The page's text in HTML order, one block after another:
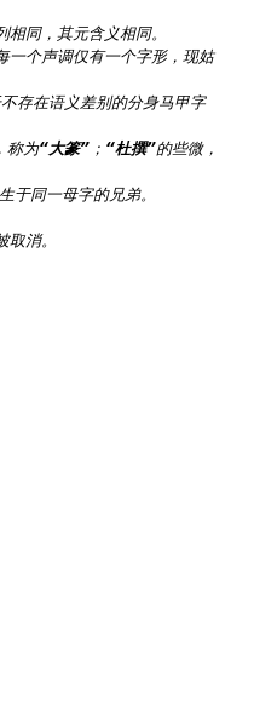
同，其元含义相同。
一个声调仅有一个字形，现姑
存在语义差别的分身马甲字
称为“大篆”； “杜撰”的些微，
同一母字的兄弟。